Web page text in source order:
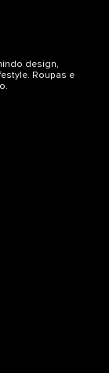
design,
Roupas e